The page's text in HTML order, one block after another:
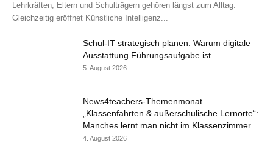
Lehrkräften, Eltern und Schulträgern gehören längst zum Alltag.
Gleichzeitig eröffnet Künstliche Intelligenz...
Schul-IT strategisch planen: Warum digitale
Ausstattung Führungsaufgabe ist
5. August 2026
News4teachers-Themenmonat
„Klassenfahrten & außerschulische Lernorte“:
Manches lernt man nicht im Klassenzimmer
4. August 2026